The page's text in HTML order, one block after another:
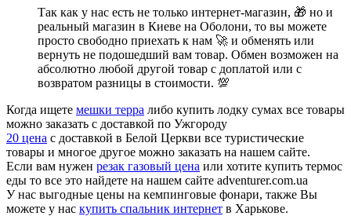
Так как у нас есть не только интернет-магазин, 🎁 но и
реальный магазин в Киеве на Оболони, то вы можете
просто свободно приехать к нам 🚀 и обменять или
вернуть не подошедший вам товар. Обмен возможен на
абсолютно любой другой товар с доплатой или с
возвратом разницы в стоимости. 💯
Когда ищете мешки терра либо купить лодку сумах все товары
можно заказать с доставкой по Ужгороду
20 цена с доставкой в Белой Церкви все туристические
товары и многое другое можно заказать на нашем сайте.
Если вам нужен резак газовый цена или хотите купить термос
еды то все это найдете на нашем сайте adventurer.com.ua
У нас выгодные цены на кемпинговые фонари, также Вы
можете у нас купить спальник интернет в Харькове.